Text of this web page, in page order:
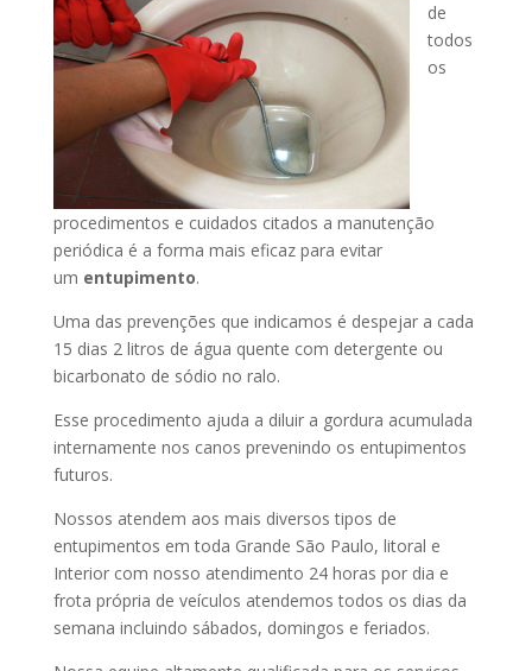
de
todos
os
procedimentos e cuidados citados a manutenção
periódica é a forma mais eficaz para evitar
um entupimento.
Uma das prevenções que indicamos é despejar a cada
15 dias 2 litros de água quente com detergente ou
bicarbonato de sódio no ralo.
Esse procedimento ajuda a diluir a gordura acumulada
internamente nos canos prevenindo os entupimentos
futuros.
Nossos atendem aos mais diversos tipos de
entupimentos em toda Grande São Paulo, litoral e
Interior com nosso atendimento 24 horas por dia e
frota própria de veículos atendemos todos os dias da
semana incluindo sábados, domingos e feriados.